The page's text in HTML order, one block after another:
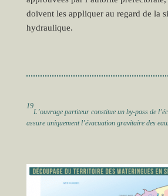
doivent les appliquer au regard de la
hydraulique.
19
L’ouvrage partiteur constitue un by-pass de
assure uniquement l’évacuation gravitaire des